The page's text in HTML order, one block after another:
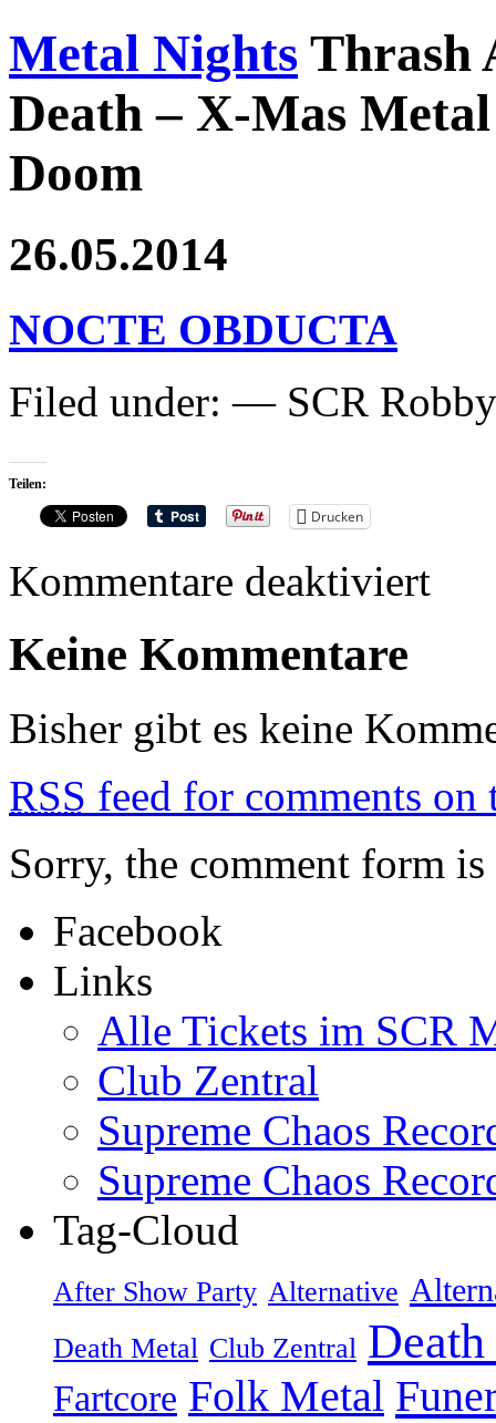
Metal Nights Thrash
Death – X-Mas
Doom
26.05.2014
NOCTE OBDUCTA
Filed under: — SCR
Teilen:
Drucken
Kommentare deaktiviert
Keine Kommentare
Bisher gibt es keine
RSS feed for comments on
Sorry, the comment form
Facebook
Links
Alle Tickets im SCR
Club Zentral
Supreme Chaos
Supreme Chaos
Tag-Cloud
After Show Party Alternative
Death Metal Club Zentral
Fartcore Folk Metal